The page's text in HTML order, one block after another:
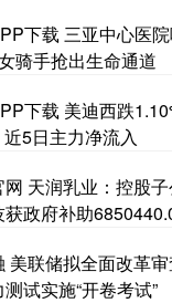
下载 三亚中心医院
骑手抢出生命通道
下载 美迪西跌
5日主力净流入
天润乳业：控股
政府补助
美联储拟全面改革
试实施“开卷考试”